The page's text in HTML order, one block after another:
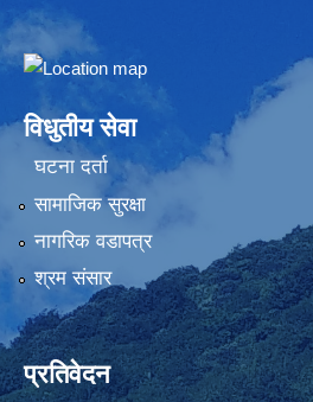
विधुतीय सेवा
घटना दर्ता
सामाजिक सुरक्षा
नागरिक वडापत्र
श्रम संसार
प्रतिवेदन